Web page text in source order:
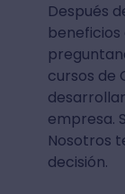
Después
cursos de
empresa.
Nosotros
decisión.